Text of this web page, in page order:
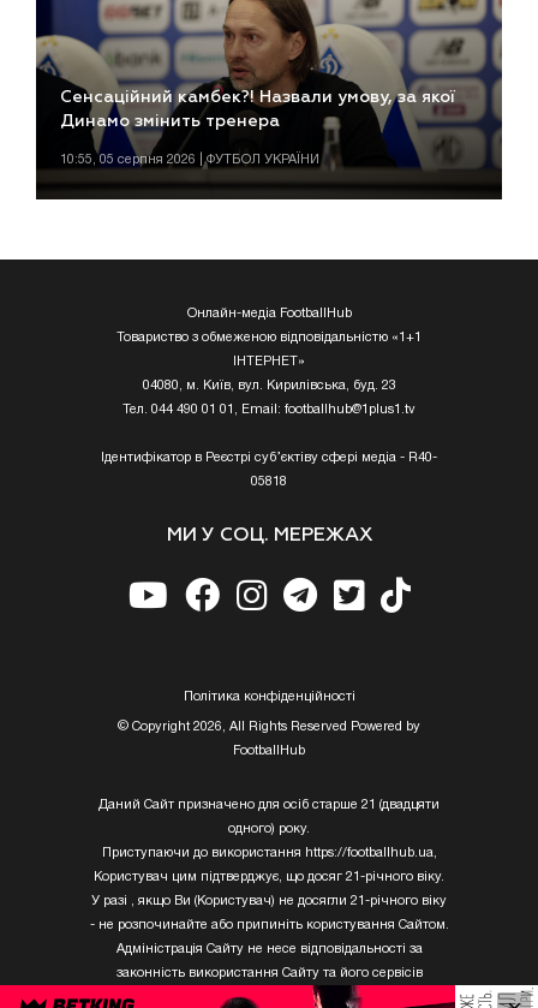
Сенсаційний камбек?! Назвали умову, за якої
Динамо змінить тренера
10:55, 05 серпня 2026 | ФУТБОЛ УКРАЇНИ
Онлайн-медіа FootballHub
Товариство з обмеженою відповідальністю «1+1
ІНТЕРНЕТ»
04080, м. Київ, вул. Кирилівська, буд. 23
Тел. 044 490 01 01, Email: footballhub@1plus1.tv
Ідентифікатор в Реєстрі суб’єктіву сфері медіа - R40-
05818
МИ У СОЦ. МЕРЕЖАХ
Полiтика конфiденцiйностi
© Copyright 2026, All Rights Reserved Powered by
FootballHub
Даний Сайт призначено для осіб старше 21 (двадцяти
одного) року.
Приступаючи до використання https://footballhub.ua,
Користувач цим підтверджує, що досяг 21-річного віку.
У разі , якщо Ви (Користувач) не досягли 21-річного віку
- не розпочинайте або припиніть користування Сайтом.
Адміністрація Сайту не несе відповідальності за
законність використання Сайту та його сервісів
Користувачем, який не досяг 21-річного віку.